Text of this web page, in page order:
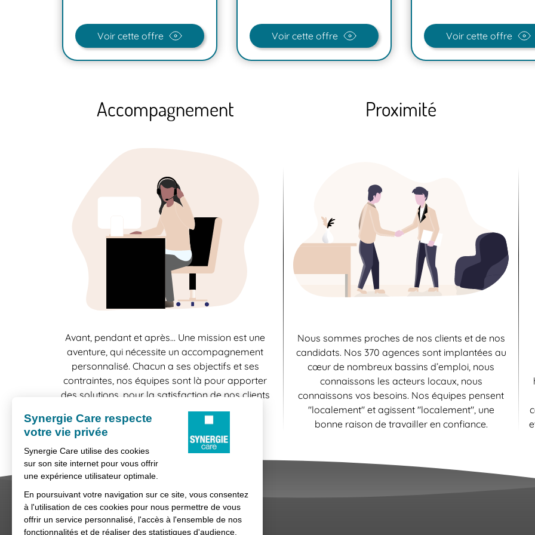
Voir cette offre Voir cette offre Voir cette offre
Accompagnement
Avant, pendant et après… Une mission est une
aventure, qui nécessite un accompagnement
personnalisé. Chacun a ses objectifs et ses
contraintes, nos équipes sont là pour apporter
des solutions, pour la satisfaction de nos clients
comme celle de nos candidats.
Proximité
Nous sommes proches de nos clients et de nos
candidats. Nos 370 agences sont implantées au
cœur de nombreux bassins d’emploi, nous
connaissons les acteurs locaux, nous
connaissons vos besoins. Nos équipes pensent
"localement" et agissent "localement", une
bonne raison de travailler en confiance.